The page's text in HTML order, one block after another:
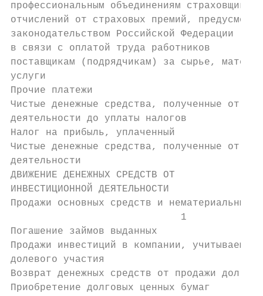
профессиональным объединениям
отчислений от страховых премий,
законодательством Российской
в связи с оплатой труда работников
поставщикам (подрядчикам) за сырье,
услуги
Прочие платежи
Чистые денежные средства, полученные от
деятельности до уплаты налогов
Налог на прибыль, уплаченный
Чистые денежные средства, полученные от
деятельности
ДВИЖЕНИЕ ДЕНЕЖНЫХ СРЕДСТВ ОТ
ИНВЕСТИЦИОННОЙ ДЕЯТЕЛЬНОСТИ
Продажи основных средств и
                             1
Погашение займов выданных
Продажи инвестиций в компании, учитываемые
долевого участия
Возврат денежных средств от продажи
Приобретение долговых ценных